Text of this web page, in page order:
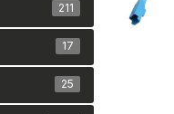
211
17
25